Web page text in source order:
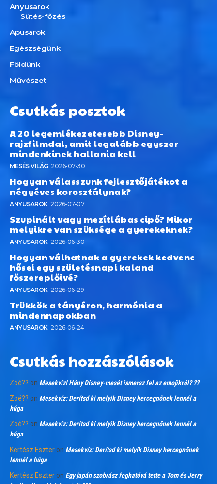
Anyusarok
Sütés-főzés
Apusarok
Egészségünk
Földünk
Művészet
Csutkás posztok
A 20 legemlékezetesebb Disney-
rajzfilmdal, amit legalább egyszer
mindenkinek hallania kell
MESÉS VILÁG 2026-07-30
Hogyan válasszunk fejlesztőjátékot a
négyéves korosztálynak?
ANYUSAROK 2026-07-07
Szupinált vagy mezítlábas cipő? Mikor
melyikre van szüksége a gyerekeknek?
ANYUSAROK 2026-06-30
Hogyan válhatnak a gyerekek kedvenc
hősei egy születésnapi kaland
főszereplőivé?
ANYUSAROK 2026-06-29
Trükkök a tányéron, harmónia a
mindennapokban
ANYUSAROK 2026-06-24
Csutkás hozzászólások
Zoé?? on Mesekvíz! Hány Disney-mesét ismersz fel az emojikról? ??
Zoé?? on Mesekvíz: Derítsd ki melyik Disney hercegnőnek lennél a
húga
Zoé?? on Mesekvíz: Derítsd ki melyik Disney hercegnőnek lennél a
húga
Kertész Eszter on Mesekvíz: Derítsd ki melyik Disney hercegnőnek
lennél a húga
Kertész Eszter on Egy japán szobrász foghatóvá tette a Tom és Jerry